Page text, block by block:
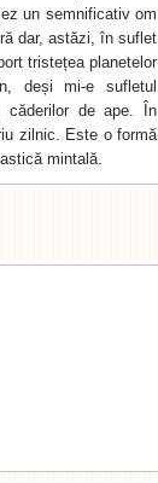
un semnificativ om
dar, astăzi, în suflet
tristețea planetelor
deși mi-e sufletul
căderilor de ape. În
zilnic. Este o formă
mintală.